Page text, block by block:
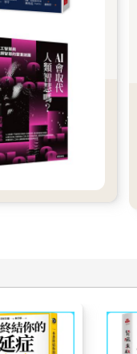
名的藝術總監藍布朗
點子。如果進一步懂
版面的完成將很有幫
後製，我才會用電
有一個抱持懷疑論的
機鋒地詰問：「你說
？為什麼不直接介紹
接了當的方式打廣
視廣告一點創意都沒